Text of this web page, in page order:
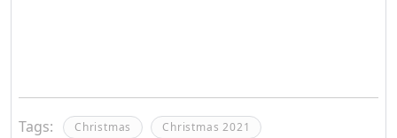
Tags: Christmas Christmas 2021